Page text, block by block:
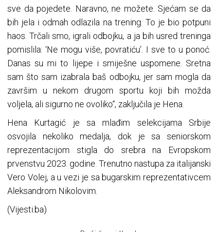
sve da pojedete. Naravno, ne možete. Sjećam se da
bih jela i odmah odlazila na trening. To je bio potpuni
haos. Trčali smo, igrali odbojku, a ja bih usred treninga
pomislila: ‘Ne mogu više, povratiću’. I sve to u ponoć.
Danas su mi to lijepe i smiješne uspomene. Sretna
sam što sam izabrala baš odbojku, jer sam mogla da
završim u nekom drugom sportu koji bih možda
voljela, ali sigurno ne ovoliko“, zaključila je Hena.
Hena Kurtagić je sa mlađim selekcijama Srbije
osvojila nekoliko medalja, dok je sa seniorskom
reprezentacijom stigla do srebra na Evropskom
prvenstvu 2023. godine. Trenutno nastupa za italijanski
Vero Volej, a u vezi je sa bugarskim reprezentativcem
Aleksandrom Nikolovim.
(Vijesti.ba)